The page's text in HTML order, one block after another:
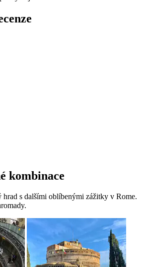
kombinace
hrad s dalšími oblíbenými zážitky v Rome.